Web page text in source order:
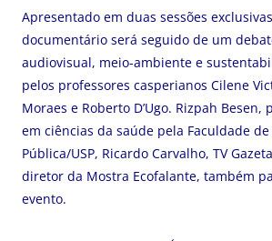
Apresentado em duas sessões
documentário será seguido de um
audiovisual, meio-ambiente e
pelos professores casperianos Cilene
Moraes e Roberto D’Ugo. Rizpah Besen,
em ciências da saúde pela Faculdade de
Pública/USP, Ricardo Carvalho, TV
diretor da Mostra Ecofalante, também
evento.